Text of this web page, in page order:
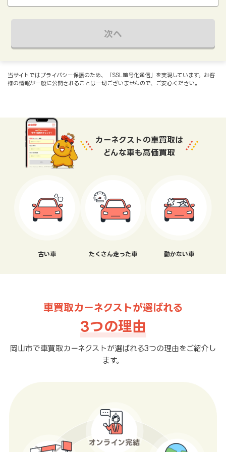
次へ
当サイトではプライバシー保護のため、「SSL暗号化通信」を実現しています。お客
様の情報が一般に公開されることは一切ございませんので、ご安心ください。
カーネクストの車買取は
どんな車も高価買取
古い車 たくさん走った車 動かない車
車買取カーネクストが選ばれる
3つの理由
岡山市で車買取カーネクストが選ばれる3つの理由をご紹介し
ます。